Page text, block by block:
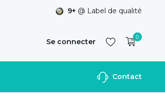
9+ @ Label de qualité
Se connecter
S'inscrire
0
Contact